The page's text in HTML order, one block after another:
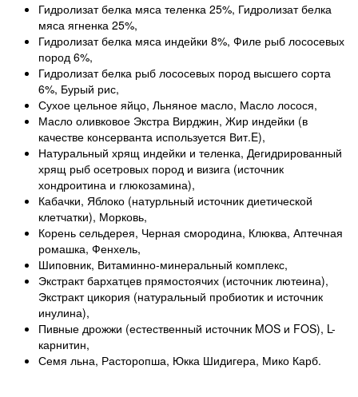
Гидролизат белка мяса теленка 25%, Гидролизат белка
мяса ягненка 25%,
Гидролизат белка мяса индейки 8%, Филе рыб лососевых
пород 6%,
Гидролизат белка рыб лососевых пород высшего сорта
6%, Бурый рис,
Сухое цельное яйцо, Льняное масло, Масло лосося,
Масло оливковое Экстра Вирджин, Жир индейки (в
качестве консерванта используется Вит.E),
Натуральный хрящ индейки и теленка, Дегидрированный
хрящ рыб осетровых пород и визига (источник
хондроитина и глюкозамина),
Кабачки, Яблоко (натурльный источник диетической
клетчатки), Морковь,
Корень сельдерея, Черная смородина, Клюква, Аптечная
ромашка, Фенхель,
Шиповник, Витаминно-минеральный комплекс,
Экстракт бархатцев прямостоячих (источник лютеина),
Экстракт цикория (натуральный пробиотик и источник
инулина),
Пивные дрожжи (естественный источник MOS и FOS), L-
карнитин,
Семя льна, Расторопша, Юкка Шидигера, Мико Карб.